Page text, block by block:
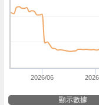
2026/06
顯示數據